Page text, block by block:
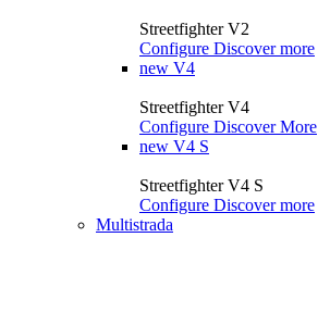
Streetfighter V2
Configure Discover more
new V4
Streetfighter V4
Configure Discover More
new V4 S
Streetfighter V4 S
Configure Discover more
Multistrada